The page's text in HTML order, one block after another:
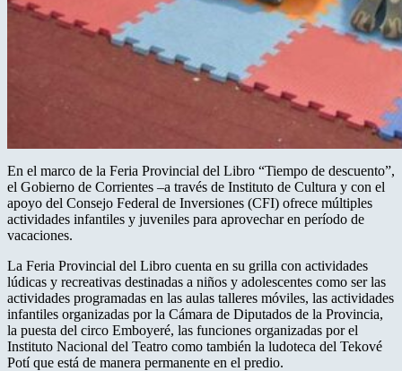
En el marco de la Feria Provincial del Libro “Tiempo de descuento”,
el Gobierno de Corrientes –a través de Instituto de Cultura y con el
apoyo del Consejo Federal de Inversiones (CFI) ofrece múltiples
actividades infantiles y juveniles para aprovechar en período de
vacaciones.
La Feria Provincial del Libro cuenta en su grilla con actividades
lúdicas y recreativas destinadas a niños y adolescentes como ser las
actividades programadas en las aulas talleres móviles, las actividades
infantiles organizadas por la Cámara de Diputados de la Provincia,
la puesta del circo Emboyeré, las funciones organizadas por el
Instituto Nacional del Teatro como también la ludoteca del Tekové
Potí que está de manera permanente en el predio.